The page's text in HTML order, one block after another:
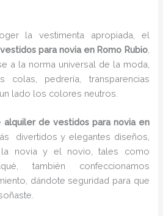
la vestimenta apropiada, el
para novia en Romo Rubio,
a la norma universal de la moda,
colas, pedrería, transparencias
lado los colores neutros.
alquiler de vestidos para novia en
divertidos y elegantes diseños,
novia y el novio, tales como
también confeccionamos
dándote seguridad para que